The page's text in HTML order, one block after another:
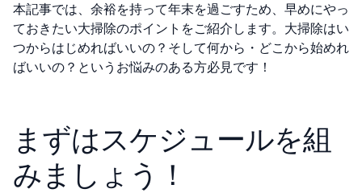
本記事では、余裕を持って年末を過ごすため、早めにやっ
ておきたい大掃除のポイントをご紹介します。大掃除はい
つからはじめればいいの？そして何から・どこから始めれ
ばいいの？というお悩みのある方必見です！
まずはスケジュールを組
みましょう！